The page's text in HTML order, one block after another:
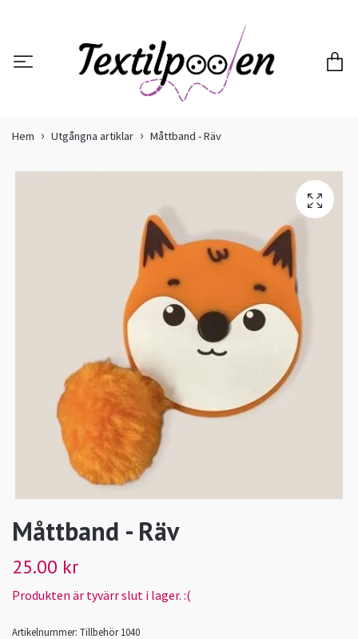
Hem Utgångna artiklar Måttband - Räv
Måttband - Räv
25.00 kr
Produkten är tyvärr slut i lager. :(
Artikelnummer: Tillbehör 1040